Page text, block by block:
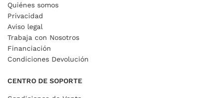
Quiénes somos
Privacidad
Aviso legal
Trabaja con Nosotros
Financiación
Condiciones Devolución
CENTRO DE SOPORTE